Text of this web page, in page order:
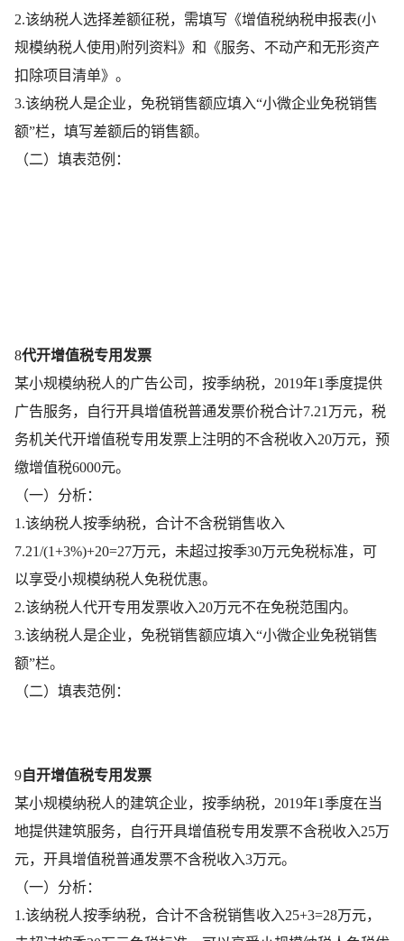
2.该纳税人选择差额征税，需填写《增值税纳税申报表(小
规模纳税人使用)附列资料》和《服务、不动产和无形资产
扣除项目清单》。
3.该纳税人是企业，免税销售额应填入“小微企业免税销售
额”栏，填写差额后的销售额。
（二）填表范例：
8代开增值税专用发票
某小规模纳税人的广告公司，按季纳税，2019年1季度提供
广告服务，自行开具增值税普通发票价税合计7.21万元，税
务机关代开增值税专用发票上注明的不含税收入20万元，预
缴增值税6000元。
（一）分析：
1.该纳税人按季纳税，合计不含税销售收入
7.21/(1+3%)+20=27万元，未超过按季30万元免税标准，可
以享受小规模纳税人免税优惠。
2.该纳税人代开专用发票收入20万元不在免税范围内。
3.该纳税人是企业，免税销售额应填入“小微企业免税销售
额”栏。
（二）填表范例：
9自开增值税专用发票
某小规模纳税人的建筑企业，按季纳税，2019年1季度在当
地提供建筑服务，自行开具增值税专用发票不含税收入25万
元，开具增值税普通发票不含税收入3万元。
（一）分析：
1.该纳税人按季纳税，合计不含税销售收入25+3=28万元，